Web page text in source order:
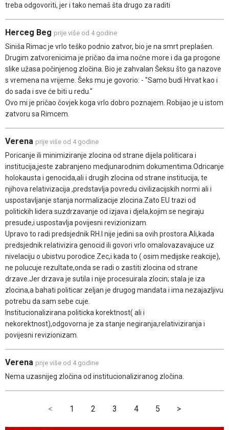
treba odgovoriti, jer i tako nemaš šta drugo za raditi
Herceg Beg prije više od 4 godine
Siniša Rimac je vrlo teško podnio zatvor, bio je na smrt preplašen.
Drugim zatvorenicima je pričao da ima noćne more i da ga progone
slike užasa počinjenog zločina. Bio je zahvalan Šeksu što ga nazove
s vremena na vrijeme. Šeks mu je govorio: - "Samo budi Hrvat kao i
do sada i sve će biti u redu."
Ovo mi je pričao čovjek koga vrlo dobro poznajem. Robijao je u istom
zatvoru sa Rimcem.
Verena prije više od 4 godine
Poricanje ili minimiziranje zlocina od strane dijela politicara i
institucija,jeste zabranjeno medjunarodnim dokumentima.Odricanje
holokausta i genocida,ali i drugih zlocina od strane institucija, te
njihova relativizacija ,predstavlja povredu civilizacijskih normi ali i
uspostavljanje stanja normalizacije zlocina.Zato EU trazi od
politickih lidera suzdrzavanje od izjava i djela,kojim se negiraju
presude,i uspostavlja povijesni revizionizam.
Upravo to radi predsjednik RH.I nije jedini sa ovih prostora.Ali,kada
predsjednik relativizira genocid ili govori vrlo omalovazavajuce uz
nivelaciju o ubistvu porodice Zec,i kada to ( osim medijske reakcije),
ne polucuje rezultate,onda se radi o zastiti zlocina od strane
drzave.Jer drzava je sutila i nije procesuirala zlocin; stala je iza
zlocina,a bahati politicar zeljan je drugog mandata i ima nezajazljivu
potrebu da sam sebe cuje.
Institucionalizirana politicka korektnost( ali i
nekorektnost),odgovorna je za stanje negiranja,relativiziranja i
povijesni revizionizam.
Verena prije više od 4 godine
Nema uzasnijeg zločina od institucionaliziranog zločina.
< 1 2 3 4 5 >